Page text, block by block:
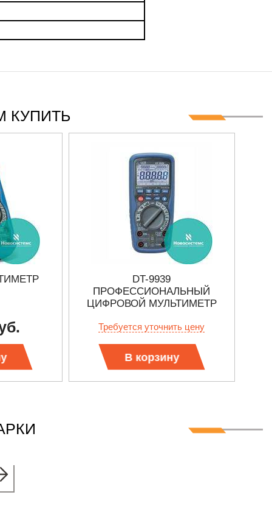
КУПИТЬ
DT-9939
ПРОФЕССИОНАЛЬНЫЙ
ЦИФРОВОЙ МУЛЬТИМЕТР
Требуется уточнить цену
В корзину